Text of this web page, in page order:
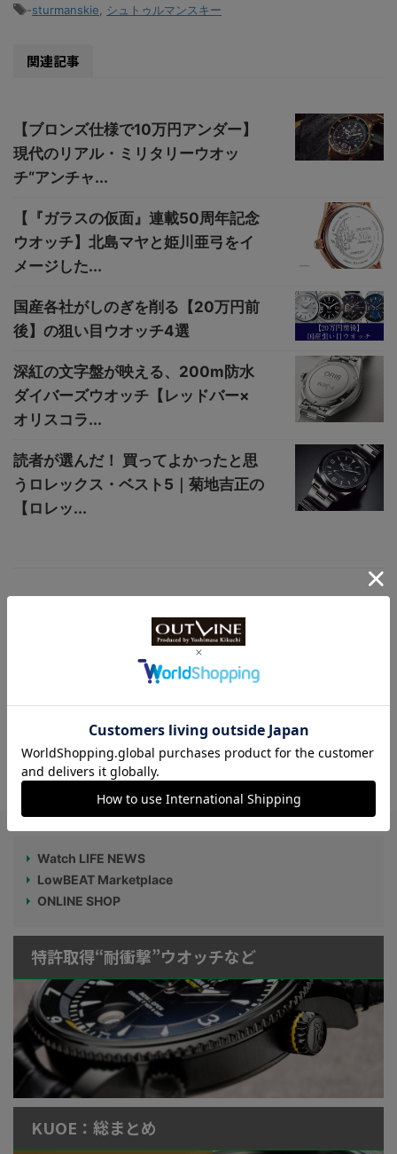
-sturmanskie シュトゥルマンスキー
関連記事
【ブロンズ仕様で10万円アンダー】
現代のリアル・ミリタリーウオッ
チ“アンチャ...
【『ガラスの仮面』連載50周年記念
ウオッチ】北島マヤと姫川亜弓をイ
メージした...
国産各社がしのぎを削る【20万円前
後】の狙い目ウオッチ4選
深紅の文字盤が映える、200m防水
ダイバーズウオッチ【レッドバー×
オリスコラ...
読者が選んだ！ 買ってよかったと思
うロレックス・ベスト5｜菊地吉正の
【ロレッ...
2日に日本初披露【1898年創業の老舗時計
ブランド“オーガストレイモンド”】
ラベルクロック）を現代的に再構築【年間
限定100点のみ】
Watch LIFE NEWS
LowBEAT Marketplace
ONLINE SHOP
特許取得“耐衝撃”ウオッチなど
KUOE：総まとめ